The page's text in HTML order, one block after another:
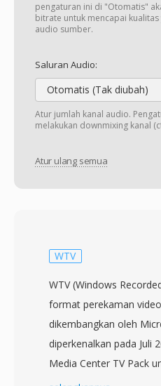
pengaturan ini di "Otomatis"
bitrate untuk mencapai
audio sumber.
Saluran Audio:
Otomatis (Tak diubah)
Atur jumlah kanal audio.
melakukan downmixing kanal
Atur ulang semua
WTV
WTV (Windows
format perekaman
dikembangkan oleh
diperkenalkan pada Juli
Media Center TV Pack
Format ini dirancang